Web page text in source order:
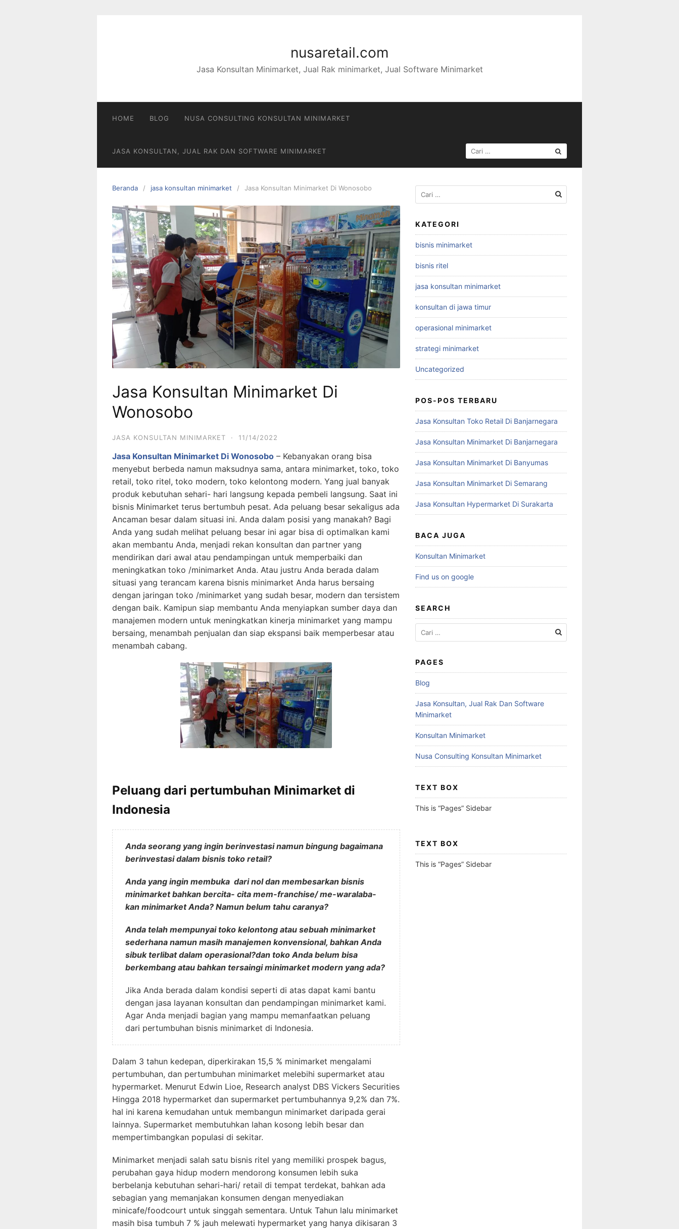
nusaretail.com
Jasa Konsultan Minimarket, Jual Rak minimarket, Jual Software Minimarket
HOME BLOG NUSA CONSULTING KONSULTAN MINIMARKET
JASA KONSULTAN, JUAL RAK DAN SOFTWARE MINIMARKET
CARI
UNTUK:
Beranda jasa konsultan minimarket Jasa Konsultan Minimarket Di Wonosobo
Jasa Konsultan Minimarket Di
Wonosobo
JASA KONSULTAN MINIMARKET · 11/14/2022
Jasa Konsultan Minimarket Di Wonosobo – Kebanyakan orang bisa
menyebut berbeda namun maksudnya sama, antara minimarket, toko, toko
retail, toko ritel, toko modern, toko kelontong modern. Yang jual banyak
produk kebutuhan sehari- hari langsung kepada pembeli langsung. Saat ini
bisnis Minimarket terus bertumbuh pesat. Ada peluang besar sekaligus ada
Ancaman besar dalam situasi ini. Anda dalam posisi yang manakah? Bagi
Anda yang sudah melihat peluang besar ini agar bisa di optimalkan kami
akan membantu Anda, menjadi rekan konsultan dan partner yang
mendirikan dari awal atau pendampingan untuk memperbaiki dan
meningkatkan toko /minimarket Anda. Atau justru Anda berada dalam
situasi yang terancam karena bisnis minimarket Anda harus bersaing
dengan jaringan toko /minimarket yang sudah besar, modern dan tersistem
dengan baik. Kamipun siap membantu Anda menyiapkan sumber daya dan
manajemen modern untuk meningkatkan kinerja minimarket yang mampu
bersaing, menambah penjualan dan siap ekspansi baik memperbesar atau
menambah cabang.
Peluang dari pertumbuhan Minimarket di
Indonesia
Anda seorang yang ingin berinvestasi namun bingung bagaimana
berinvestasi dalam bisnis toko retail?
Anda yang ingin membuka dari nol dan membesarkan bisnis
minimarket bahkan bercita- cita mem-franchise/ me-waralaba-
kan minimarket Anda? Namun belum tahu caranya?
Anda telah mempunyai toko kelontong atau sebuah minimarket
sederhana namun masih manajemen konvensional, bahkan Anda
sibuk terlibat dalam operasional?dan toko Anda belum bisa
berkembang atau bahkan tersaingi minimarket modern yang ada?
Jika Anda berada dalam kondisi seperti di atas dapat kami bantu
dengan jasa layanan konsultan dan pendampingan minimarket kami.
Agar Anda menjadi bagian yang mampu memanfaatkan peluang
dari pertumbuhan bisnis minimarket di Indonesia.
Dalam 3 tahun kedepan, diperkirakan 15,5 % minimarket mengalami
pertumbuhan, dan pertumbuhan minimarket melebihi supermarket atau
hypermarket. Menurut Edwin Lioe, Research analyst DBS Vickers Securities
Hingga 2018 hypermarket dan supermarket pertumbuhannya 9,2% dan 7%.
hal ini karena kemudahan untuk membangun minimarket daripada gerai
lainnya. Supermarket membutuhkan lahan kosong lebih besar dan
mempertimbangkan populasi di sekitar.
Minimarket menjadi salah satu bisnis ritel yang memiliki prospek bagus,
perubahan gaya hidup modern mendorong konsumen lebih suka
berbelanja kebutuhan sehari-hari/ retail di tempat terdekat, bahkan ada
sebagian yang memanjakan konsumen dengan menyediakan
minicafe/foodcourt untuk singgah sementara. Untuk Tahun lalu minimarket
masih bisa tumbuh 7 % jauh melewati hypermarket yang hanya dikisaran 3
Cari
untuk:
KATEGORI
bisnis minimarket
bisnis ritel
jasa konsultan minimarket
konsultan di jawa timur
operasional minimarket
strategi minimarket
Uncategorized
POS-POS TERBARU
Jasa Konsultan Toko Retail Di Banjarnegara
Jasa Konsultan Minimarket Di Banjarnegara
Jasa Konsultan Minimarket Di Banyumas
Jasa Konsultan Minimarket Di Semarang
Jasa Konsultan Hypermarket Di Surakarta
BACA JUGA
Konsultan Minimarket
Find us on google
SEARCH
Cari
untuk:
PAGES
Blog
Jasa Konsultan, Jual Rak Dan Software
Minimarket
Konsultan Minimarket
Nusa Consulting Konsultan Minimarket
TEXT BOX
This is “Pages” Sidebar
TEXT BOX
This is “Pages” Sidebar